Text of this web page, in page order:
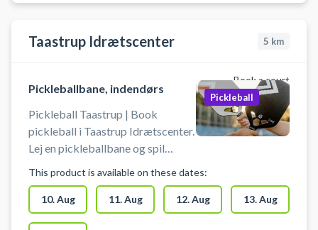
Taastrup Idrætscenter 5 km
Book a court
Pickleballbane, indendørs
Pickleball Taastrup | Book
pickleball i Taastrup Idrætscenter.
Lej en pickleballbane og spil
selv bat og bolde, når du booker
en pickleballbane i Taastrup
Idrætscenter. Du finder gratis
Pickleball
This product is available on these dates:
10. Aug 11. Aug 12. Aug 13. Aug